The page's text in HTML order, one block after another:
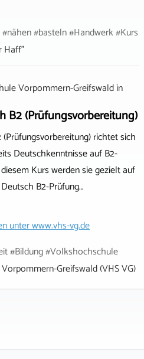
#basteln #Handwerk #Kurs
Haff"
Vorpommern-Greifswaldin
B2 (Prüfungsvorbereitung)
richtet sich
Deutschkenntnisse auf B2-
Kurs werden sie gezielt auf
B2-Prüfung…
unterwww.vhs-vg.de
#Bildung #Volkshochschule
Greifswald (VHS VG)